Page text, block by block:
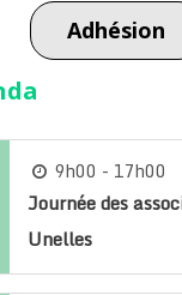
Adhésion
9h00 - 17h00
Journée des
Unelles